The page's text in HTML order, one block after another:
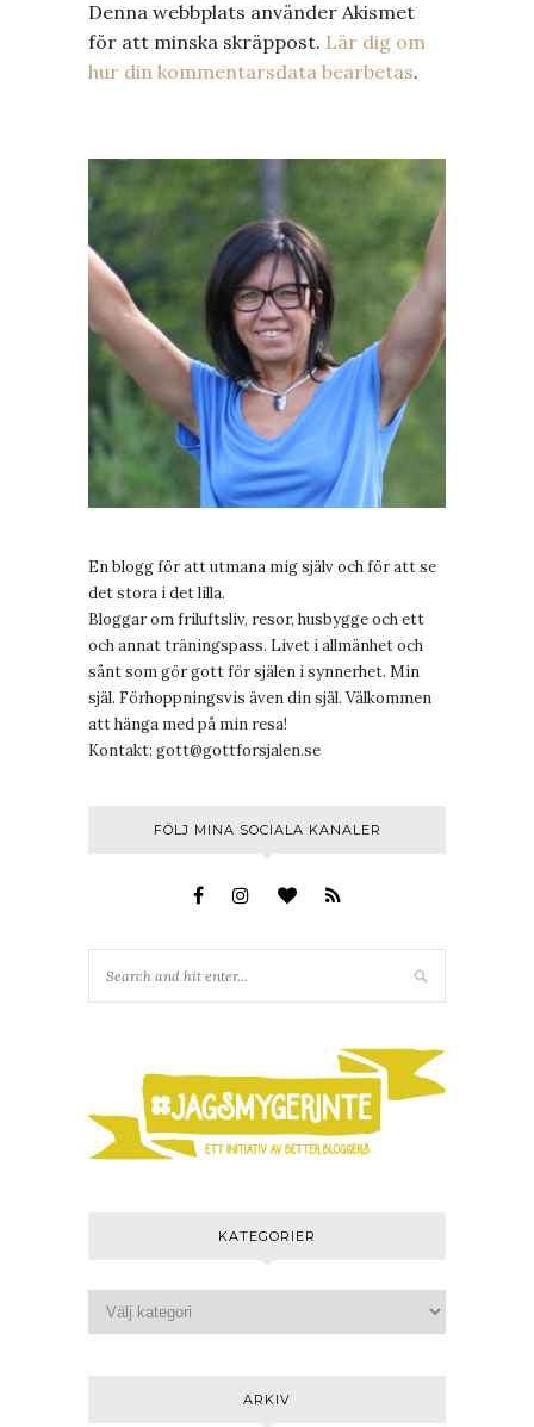
Denna webbplats använder Akismet
för att minska skräppost. Lär dig om
hur din kommentarsdata bearbetas.
En blogg för att utmana mig själv och för att se
det stora i det lilla.
Bloggar om friluftsliv, resor, husbygge och ett
och annat träningspass. Livet i allmänhet och
sånt som gör gott för själen i synnerhet. Min
själ. Förhoppningsvis även din själ. Välkommen
att hänga med på min resa!
Kontakt: gott@gottforsjalen.se
FÖLJ MINA SOCIALA KANALER
KATEGORIER
ARKIV